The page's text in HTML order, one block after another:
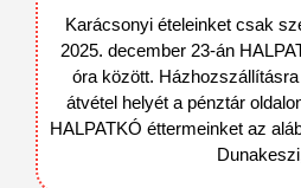
Karácsonyi ételeinket csak
2025. december 23-án
óra között.
átvétel helyét a pénztár
HALPATKÓ éttermeinket az